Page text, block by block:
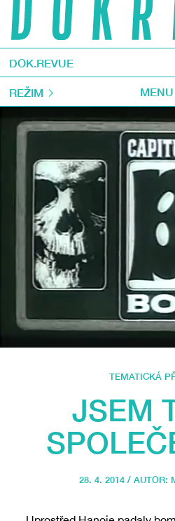
DOK.REVUE
REŽIM MENU
TEMATICKÁ
JSEM
28. 4. 2014 / AUTOR: